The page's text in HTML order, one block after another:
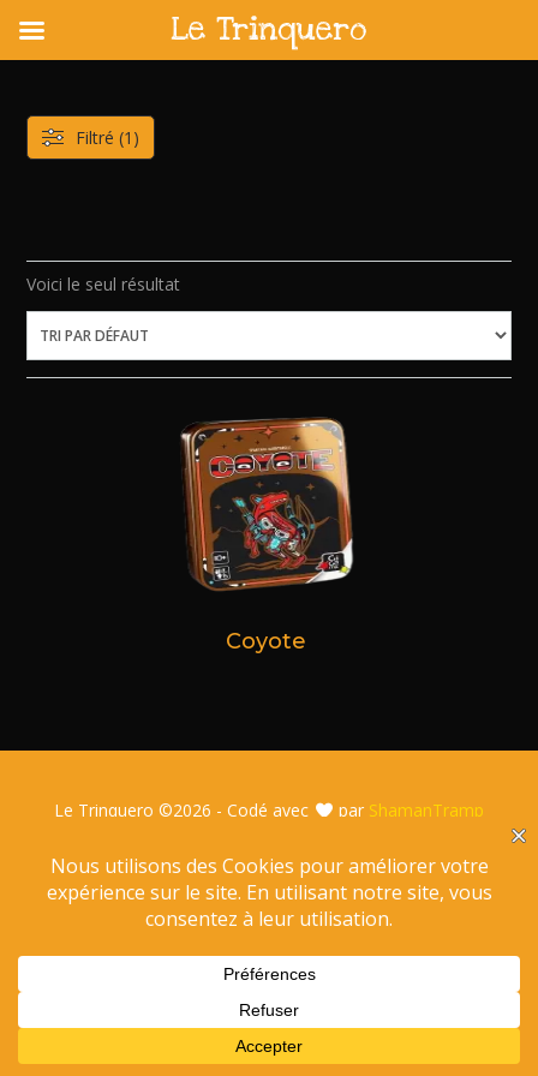
content
Voici le seul résultat
Coyote
Filtré (1)
Le Trinquero ©2026 - Codé avec par ShamanTramp
Le Trinquero